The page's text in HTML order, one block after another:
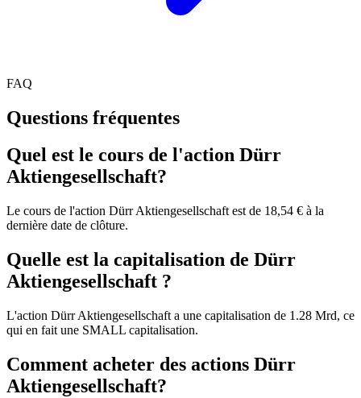
FAQ
Questions fréquentes
Quel est le cours de l'action Dürr
Aktiengesellschaft?
Le cours de l'action Dürr Aktiengesellschaft est de 18,54 € à la
dernière date de clôture.
Quelle est la capitalisation de Dürr
Aktiengesellschaft ?
L'action Dürr Aktiengesellschaft a une capitalisation de 1.28 Mrd, ce
qui en fait une SMALL capitalisation.
Comment acheter des actions Dürr
Aktiengesellschaft?